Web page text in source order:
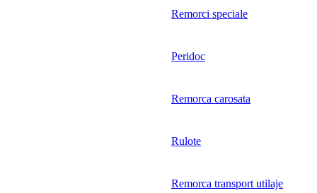
Remorci speciale
Peridoc
Remorca carosata
Rulote
Remorca transport utilaje